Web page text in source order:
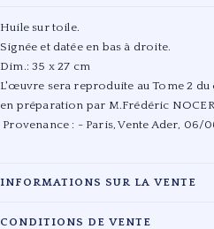
Huile sur toile.
Signée et datée en bas à droite.
Dim.: 35 x 27 cm
L'œuvre sera reproduite au Tome 2
en préparation par M.Frédéric
Provenance : - Paris, Vente Ader, 06/
INFORMATIONS SUR LA VENTE
CONDITIONS DE VENTE